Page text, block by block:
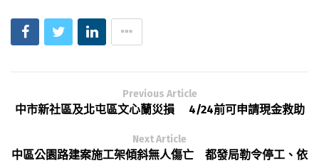
Previous Article
中市新社區及北屯區文心蘭災損 4/24前可申請現金救助
Next Article
中區公園路建案施工架傾斜無人傷亡 都發局勒令停工、依